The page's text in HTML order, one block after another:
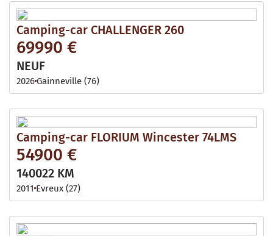
Camping-car CHALLENGER 260
69990 €
NEUF
2026Gainneville (76)
Camping-car FLORIUM Wincester 74LMS
54900 €
140022 KM
2011 Evreux (27)